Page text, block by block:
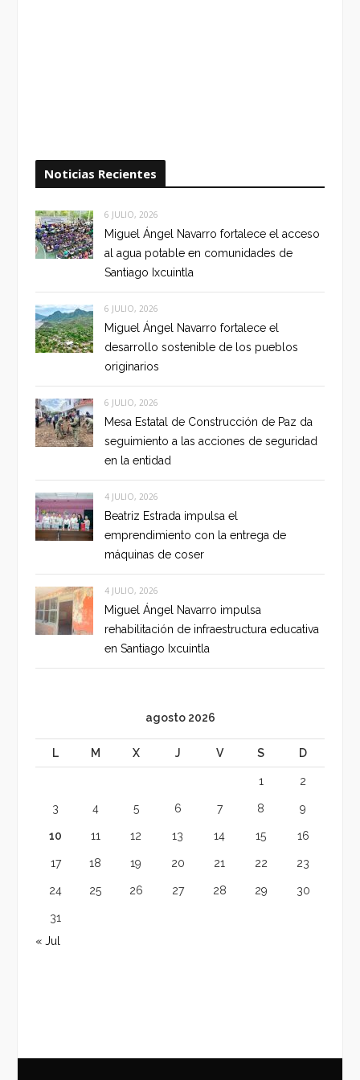
Noticias Recientes
6 JULIO, 2026
Miguel Ángel Navarro fortalece el acceso
al agua potable en comunidades de
Santiago Ixcuintla
6 JULIO, 2026
Miguel Ángel Navarro fortalece el
desarrollo sostenible de los pueblos
originarios
6 JULIO, 2026
Mesa Estatal de Construcción de Paz da
seguimiento a las acciones de seguridad
en la entidad
4 JULIO, 2026
Beatriz Estrada impulsa el
emprendimiento con la entrega de
máquinas de coser
4 JULIO, 2026
Miguel Ángel Navarro impulsa
rehabilitación de infraestructura educativa
en Santiago Ixcuintla
agosto 2026
L M X J V S D
1 2
3 4 5 6 7 8 9
10 11 12 13 14 15 16
17 18 19 20 21 22 23
24 25 26 27 28 29 30
31
« Jul